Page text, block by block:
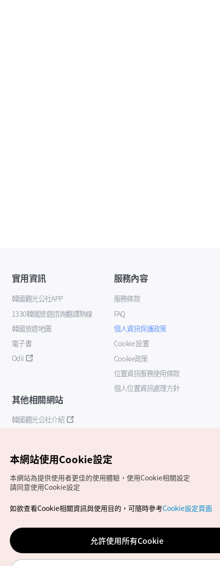
實用資訊
韓國觀光公社APP
1330韓國旅遊諮詢翻譯熱線
韓國旅遊地圖
電子書
Odii
服務內容
服務條款
FAQ
個人資訊保護政策
Cookie 設置
Cookie政策
位置資訊服務使用條款
個人位置資訊處理方針
其他相關網站
韓國觀光公社介紹
Copyrights (c) 韓國觀光公社版權所有
如有相關疑問或建議，歡迎來信至官方信箱
chinese_big5@knto.or.kr
本網站使用Cookie設定
本網站為提供使用者更佳的使用體驗，使用Cookie相關設定
請同意使用Cookie設定
如欲查看Cookie相關資訊與使用目的，可隨時參考Cookie設定頁面
允許使用所有Cookie